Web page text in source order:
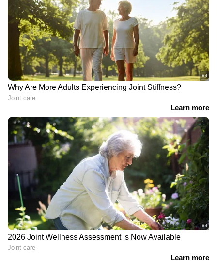
ഒരു ബൗളിൽ കടലപ്പൊടി, അരിപ്പൊടി, ബദാം
പൊടി എന്നിവ ഓരോ സ്പൂൺ വീതം
ചേർക്കുക. ശേഷം അതിലേക്ക് അൽപം തെെര്
ചേർക്കുക. നന്നായി യോജിപ്പിച്ച ശേഷം ഈ
പാക്ക് മുഖത്തും കഴുത്തിലുമായി പുരട്ടുക.
ഉണങ്ങി കഴിഞ്ഞാൽ തണുത്ത വെള്ളത്തിൽ
മുഖം കഴുകുക. മുഖത്തെ കരുവാളിപ്പ് മാറാൻ
മികച്ചതാണ് ഈ പാക്ക്.